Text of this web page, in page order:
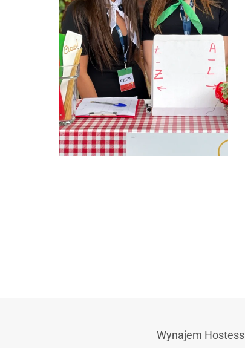
HOSTESSY W
SOPOCIE NA
IMPREZĘ FIRMOWĄ
Wynajem Hostess